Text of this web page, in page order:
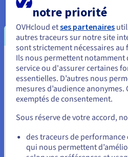
De l'expression artistique aux
ces modèles offrent des outils
humaines et stimuler le progrès
domaines. Pour exploiter
examiner attentivement les
un accès équitable aux avantages.
Trouver des solutions à
La capacité des modèles de base
données complexes et à grande
des outils inestimables pour
mondiaux les plus importants de
Vous semblez être
Unis.
Pour commander, rendez-vous sur
Allez sur le site États-Unis
us.ovhcloud.com/
Anglais
notre priorité
OVHcloud etses partenaires
autres traceurs sur notre site
sont strictement nécessaires
Ils nous permettent notamment
service ou d'assurer certaines
essentielles. D’autres nous
mesures d’audience anonymes.
exemptés de consentement.
Sous réserve de votre accord,
des traceurs de
qui nous permettent